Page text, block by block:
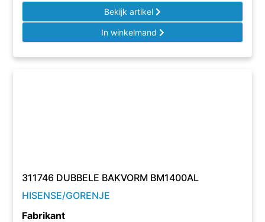
Bekijk artikel
In winkelmand
311746 DUBBELE BAKVORM BM1400AL
HISENSE/GORENJE
Fabrikant